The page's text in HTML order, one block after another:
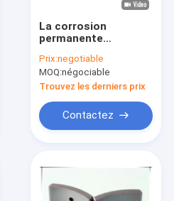
La corrosion
permanente
aimantées de ferrite
rendent OIN TS16949
résistante
Prix:negotiable
MOQ:négociable
Trouvez les derniers prix
Contactez